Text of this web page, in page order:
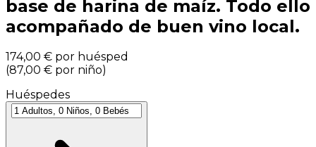
base de harina de maíz. Todo ello
acompañado de buen vino local.
174,00 € por huésped
(87,00 € por niño)
Huéspedes